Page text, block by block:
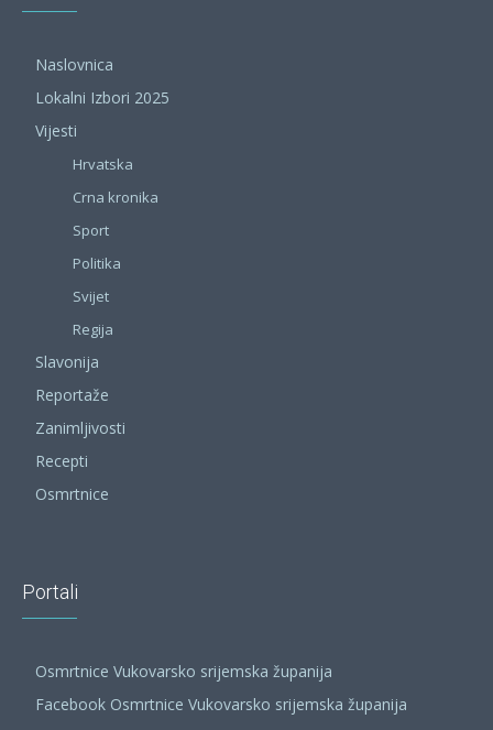
Naslovnica
Lokalni Izbori 2025
Vijesti
Hrvatska
Crna kronika
Sport
Politika
Svijet
Regija
Slavonija
Reportaže
Zanimljivosti
Recepti
Osmrtnice
Portali
Osmrtnice Vukovarsko srijemska županija
Facebook Osmrtnice Vukovarsko srijemska županija